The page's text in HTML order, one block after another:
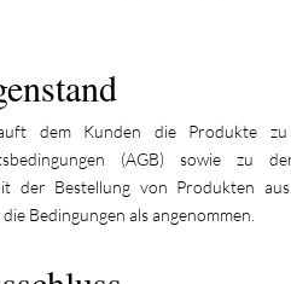
dem Kunden die Produkte
(AGB) sowie zu
der Bestellung von Produkten
Bedingungen als angenommen.